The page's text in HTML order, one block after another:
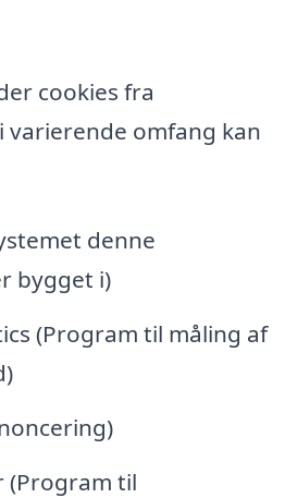
cookies fra
omfang kan
denne
bygget i)
(Program til måling af
(Program til